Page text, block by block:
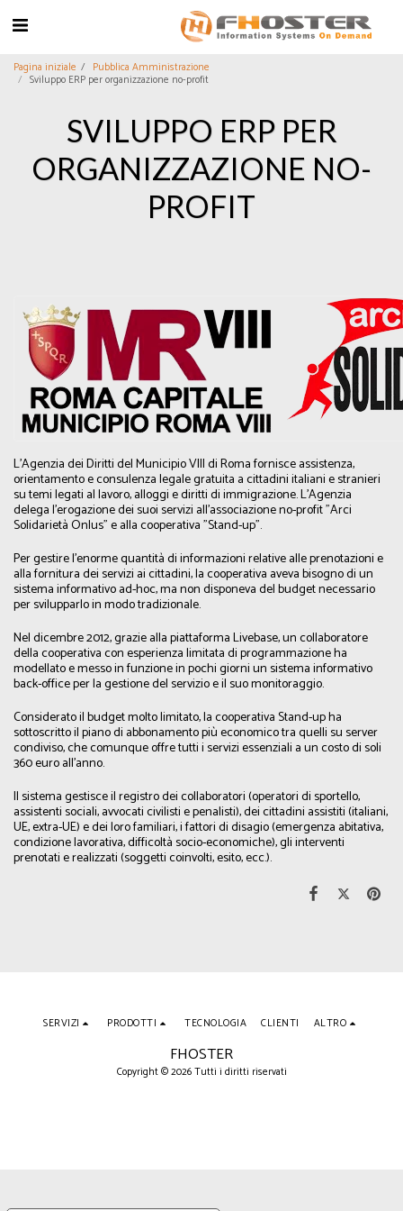
Pagina iniziale Pubblica Amministrazione
Sviluppo ERP per organizzazione no-profit
SVILUPPO ERP PER
ORGANIZZAZIONE NO-
PROFIT
L'Agenzia dei Diritti del Municipio VIII di Roma fornisce assistenza,
orientamento e consulenza legale gratuita a cittadini italiani e stranieri
su temi legati al lavoro, alloggi e diritti di immigrazione. L'Agenzia
delega l'erogazione dei suoi servizi all'associazione no-profit "Arci
Solidarietà Onlus" e alla cooperativa "Stand-up".
Per gestire l'enorme quantità di informazioni relative alle prenotazioni e
alla fornitura dei servizi ai cittadini, la cooperativa aveva bisogno di un
sistema informativo ad-hoc, ma non disponeva del budget necessario
per svilupparlo in modo tradizionale.
Nel dicembre 2012, grazie alla piattaforma Livebase, un collaboratore
della cooperativa con esperienza limitata di programmazione ha
modellato e messo in funzione in pochi giorni un sistema informativo
back-office per la gestione del servizio e il suo monitoraggio.
Considerato il budget molto limitato, la cooperativa Stand-up ha
sottoscritto il piano di abbonamento più economico tra quelli su server
condiviso, che comunque offre tutti i servizi essenziali a un costo di soli
360 euro all'anno.
Il sistema gestisce il registro dei collaboratori (operatori di sportello,
assistenti sociali, avvocati civilisti e penalisti), dei cittadini assistiti (italiani,
UE, extra-UE) e dei loro familiari, i fattori di disagio (emergenza abitativa,
condizione lavorativa, difficoltà socio-economiche), gli interventi
prenotati e realizzati (soggetti coinvolti, esito, ecc.).
FHOSTER
Copyright © 2026 Tutti i diritti riservati
SERVIZI PRODOTTI TECNOLOGIA CLIENTI ALTRO